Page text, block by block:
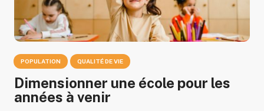
POPULATION QUALITÉ DE VIE
Dimensionner une école pour les
années à venir